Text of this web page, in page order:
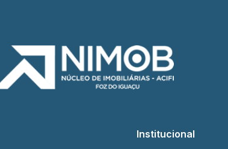
Institucional